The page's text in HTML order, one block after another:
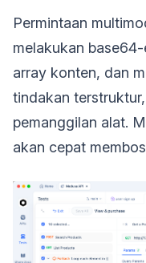
Permintaan
melakukan
array konten, dan
tindakan
pemanggilan alat.
akan cepat